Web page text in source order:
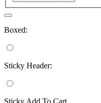
Boxed:
Sticky Header:
Sticky Add To Cart